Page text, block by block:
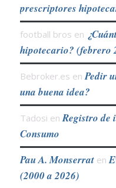
prescriptores
football bros en
hipotecario? (febrero
Bebroker.es enPedir
una buena idea?
Tadosi enRegistro de
Consumo
Pau A. Monserraten
(2000 a 2026)